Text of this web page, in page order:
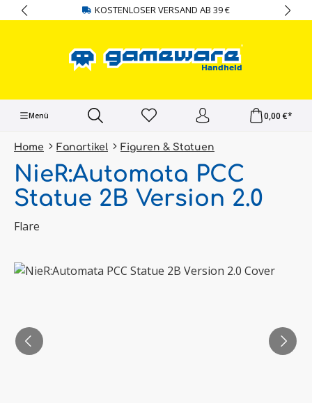
springen KOSTENLOSER VERSAND AB 39 €
Menü 0,00 €*
Home Fanartikel Figuren & Statuen
NieR:Automata PCC
Statue 2B Version 2.0
Flare
Bildergalerie überspringen